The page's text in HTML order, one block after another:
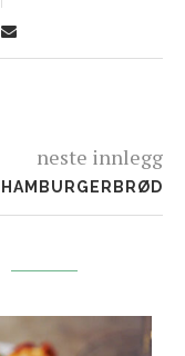
neste innlegg
HAMBURGERBRØD